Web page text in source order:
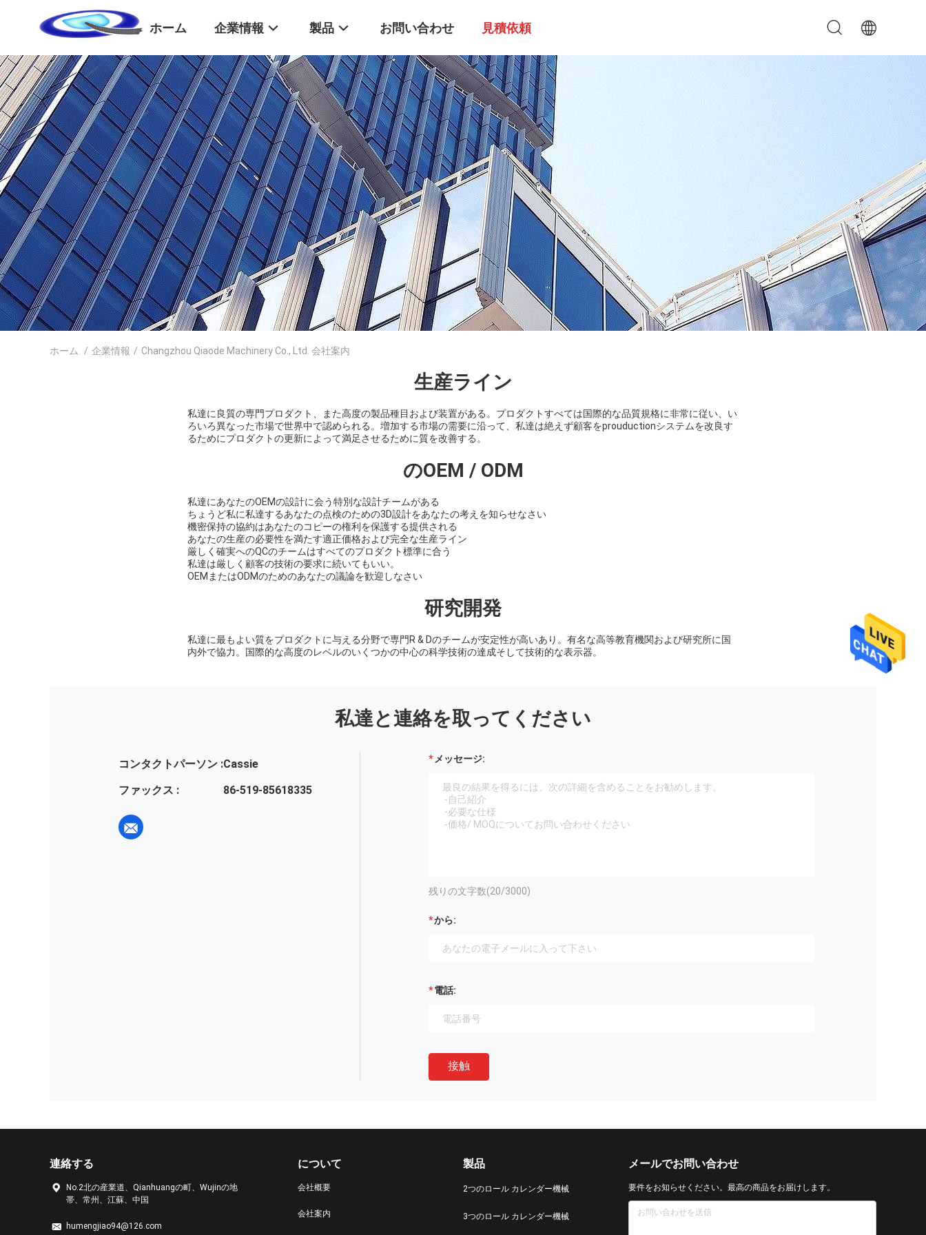
ホーム 企業情報 製品 お問い合わせ 見積依頼
ホーム / 企業情報 / Changzhou Qiaode Machinery Co., Ltd. 会社案内
生産ライン
私達に良質の専門プロダクト、また高度の製品種目および装置がある。プロダクトすべては国際的な品質規格に非常に従い、い
ろいろ異なった市場で世界中で認められる。増加する市場の需要に沿って、私達は絶えず顧客をprouductionシステムを改良す
るためにプロダクトの更新によって満足させるために質を改善する。
のOEM / ODM
私達にあなたのOEMの設計に会う特別な設計チームがある
ちょうど私に私達するあなたの点検のための3D設計をあなたの考えを知らせなさい
機密保持の協約はあなたのコピーの権利を保護する提供される
あなたの生産の必要性を満たす適正価格および完全な生産ライン
厳しく確実へのQCのチームはすべてのプロダクト標準に合う
私達は厳しく顧客の技術の要求に続いてもいい。
OEMまたはODMのためのあなたの議論を歓迎しなさい
研究開発
私達に最もよい質をプロダクトに与える分野で専門R & Dのチームが安定性が高いあり。有名な高等教育機関および研究所に国
内外で協力。国際的な高度のレベルのいくつかの中心の科学技術の達成そして技術的な表示器。
私達と連絡を取ってください
コンタクトパーソン :Cassie
ファックス :
86-519-85618335
メッセージ:
残りの文字数(20/3000)
から:
電話:
接触
連絡する
No.2北の産業道、Qianhuangの町、Wujinの地
帯、常州、江蘇、中国
humengjiao94@126.com
について
会社概要
会社案内
製品
2つのロール カレンダー機械
3つのロール カレンダー機械
メールでお問い合わせ
要件をお知らせください。最高の商品をお届けします。